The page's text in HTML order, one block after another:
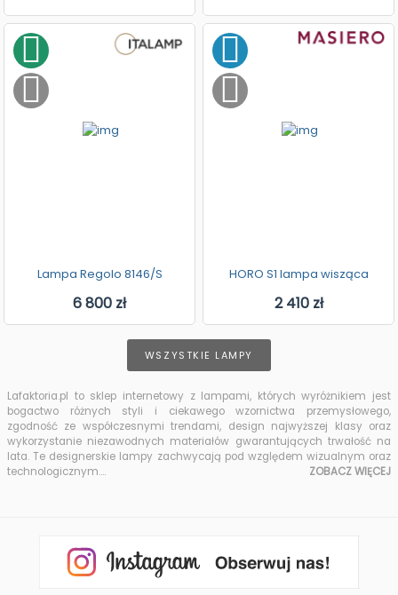
Lampa Regolo 8146/S
6 800 zł
HORO S1 lampa wisząca
2 410 zł
WSZYSTKIE LAMPY
Lafaktoria.pl to sklep internetowy z lampami, których wyróżnikiem jest
bogactwo różnych styli i ciekawego wzornictwa przemysłowego,
zgodność ze współczesnymi trendami, design najwyższej klasy oraz
wykorzystanie niezawodnych materiałów gwarantujących trwałość na
lata. Te designerskie lampy zachwycają pod względem wizualnym oraz
technologicznym.... ZOBACZ WIĘCEJ